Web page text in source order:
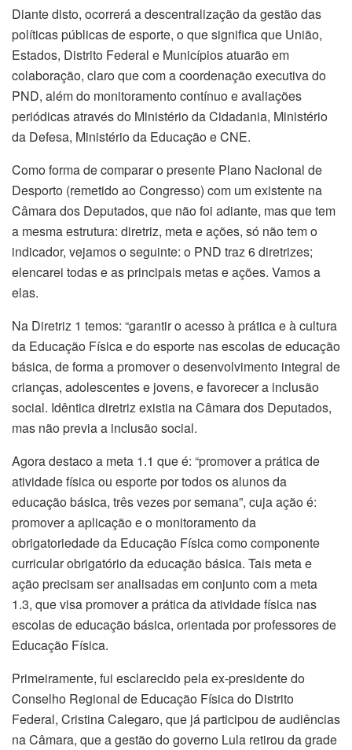
Diante disto, ocorrerá a descentralização da gestão das
políticas públicas de esporte, o que significa que União,
Estados, Distrito Federal e Municípios atuarão em
colaboração, claro que com a coordenação executiva do
PND, além do monitoramento contínuo e avaliações
periódicas através do Ministério da Cidadania, Ministério
da Defesa, Ministério da Educação e CNE.
Como forma de comparar o presente Plano Nacional de
Desporto (remetido ao Congresso) com um existente na
Câmara dos Deputados, que não foi adiante, mas que tem
a mesma estrutura: diretriz, meta e ações, só não tem o
indicador, vejamos o seguinte: o PND traz 6 diretrizes;
elencarei todas e as principais metas e ações. Vamos a
elas.
Na Diretriz 1 temos: “garantir o acesso à prática e à cultura
da Educação Física e do esporte nas escolas de educação
básica, de forma a promover o desenvolvimento integral de
crianças, adolescentes e jovens, e favorecer a inclusão
social. Idêntica diretriz existia na Câmara dos Deputados,
mas não previa a inclusão social.
Agora destaco a meta 1.1 que é: “promover a prática de
atividade física ou esporte por todos os alunos da
educação básica, três vezes por semana”, cuja ação é:
promover a aplicação e o monitoramento da
obrigatoriedade da Educação Física como componente
curricular obrigatório da educação básica. Tais meta e
ação precisam ser analisadas em conjunto com a meta
1.3, que visa promover a prática da atividade física nas
escolas de educação básica, orientada por professores de
Educação Física.
Primeiramente, fui esclarecido pela ex-presidente do
Conselho Regional de Educação Física do Distrito
Federal, Cristina Calegaro, que já participou de audiências
na Câmara, que a gestão do governo Lula retirou da grade